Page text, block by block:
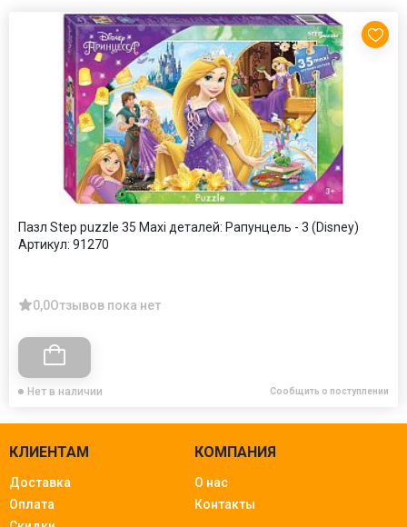
Пазл Step puzzle 35 Maxi деталей: Рапунцель - 3 (Disney)
Артикул: 91270
0,0Отзывов пока нет
Нет в наличии Сообщить о поступлении
КЛИЕНТАМ
Доставка
Оплата
КОМПАНИЯ
О нас
Контакты